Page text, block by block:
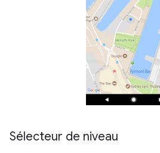
Sélecteur de niveau